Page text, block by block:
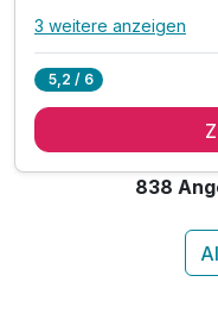
Alle
3 x reichhaltiges
inkl. Nutzung des
inkl. Parkplatz am
3 weitere anzeigen
5,2 / 6
838